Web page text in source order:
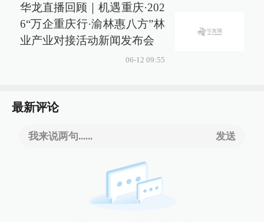
华龙直播回顾｜机遇重庆·202
6“万企重庆行·渝林惠八方”林
业产业对接活动新闻发布会
06-12 09:55
最新评论
我来说两句...... 发送